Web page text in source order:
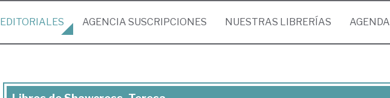
EDITORIALES AGENCIA SUSCRIPCIONES NUESTRAS LIBRERÍAS AGENDA